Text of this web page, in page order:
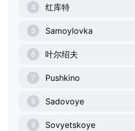
4 红库特
5 Samoylovka
6 叶尔绍夫
7 Pushkino
8 Sadovoye
9 Sovyetskoye